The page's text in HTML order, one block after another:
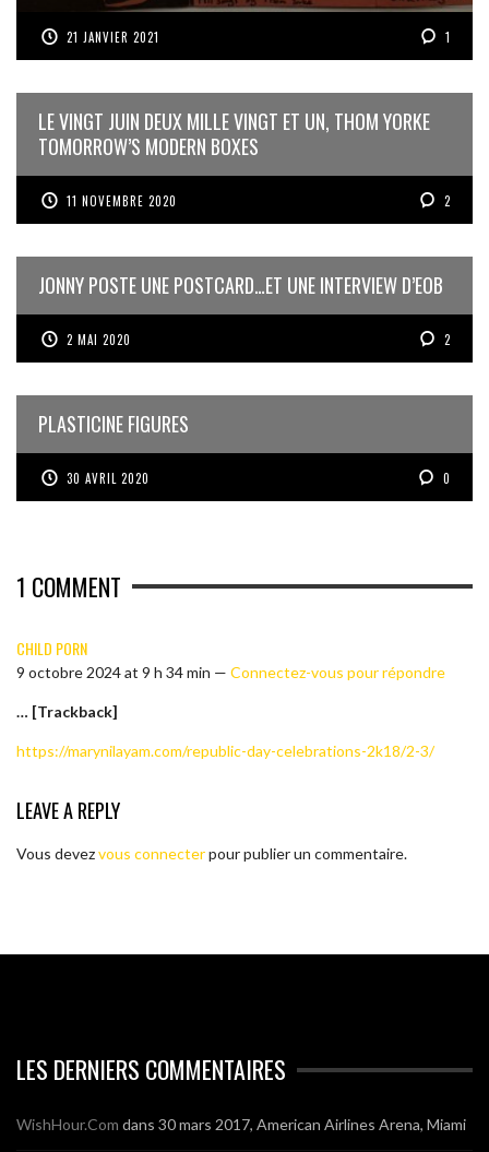
21 JANVIER 2021 1
LE VINGT JUIN DEUX MILLE VINGT ET UN, THOM YORKE
TOMORROW’S MODERN BOXES
11 NOVEMBRE 2020 2
JONNY POSTE UNE POSTCARD…ET UNE INTERVIEW D’EOB
2 MAI 2020 2
PLASTICINE FIGURES
30 AVRIL 2020 0
1 COMMENT
CHILD PORN
9 octobre 2024 at 9 h 34 min — Connectez-vous pour répondre
… [Trackback]
https://marynilayam.com/republic-day-celebrations-2k18/2-3/
LEAVE A REPLY
Vous devezvous connecterpour publier un commentaire.
LES DERNIERS COMMENTAIRES
WishHour.Com dans 30 mars 2017, American Airlines Arena, Miami